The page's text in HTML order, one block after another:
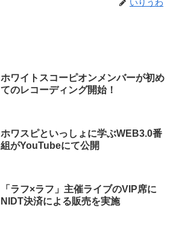
いりうわ
ホワイトスコーピオンメンバーが初め
てのレコーディング開始！
ホワスピといっしょに学ぶWEB3.0番
組がYouTubeにて公開
「ラフ×ラフ」主催ライブのVIP席に
NIDT決済による販売を実施